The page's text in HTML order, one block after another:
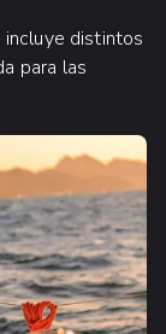
distintos
para las